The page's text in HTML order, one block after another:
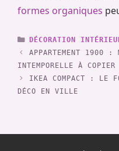
formes organiques
CATÉGORIES
DÉCORATION
APPARTEMENT 1900 :
INTEMPORELLE À COPIER
IKEA COMPACT : LE
DÉCO EN VILLE